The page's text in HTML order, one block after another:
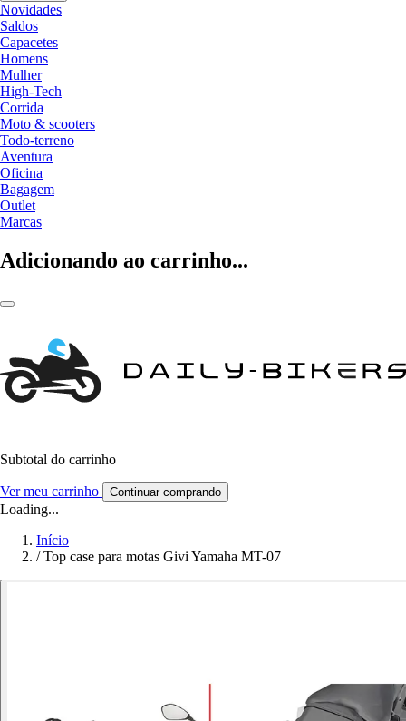
Novidades
Saldos
Capacetes
Homens
Mulher
High-Tech
Corrida
Moto & scooters
Todo-terreno
Aventura
Oficina
Bagagem
Outlet
Marcas
Adicionando ao carrinho...
Subtotal do carrinho
Ver meu carrinho Continuar comprando
Loading...
Início
/ Top case para motas Givi Yamaha MT-07